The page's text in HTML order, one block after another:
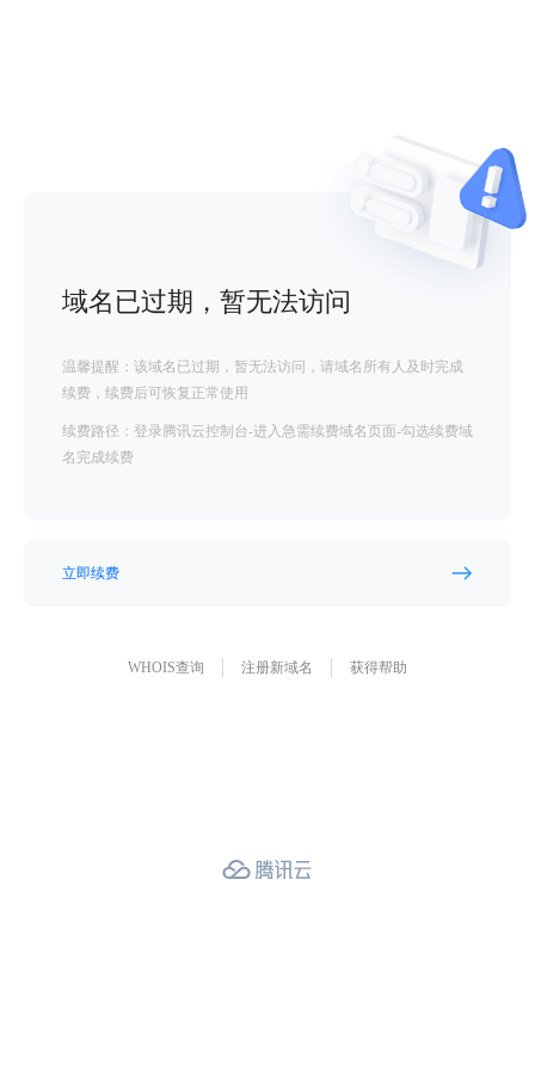
域名已过期，暂无法访问
温馨提醒：该域名已过期，暂无法访问，请域名所有人及时完成
续费，续费后可恢复正常使用
续费路径：登录腾讯云控制台-进入急需续费域名页面-勾选续费域
名完成续费
立即续费
WHOIS查询 注册新域名 获得帮助